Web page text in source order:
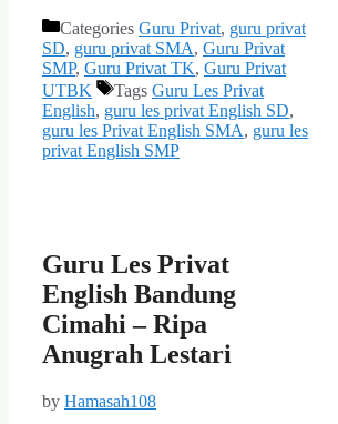
Categories Guru Privat, guru privat
SD, guru privat SMA, Guru Privat
SMP, Guru Privat TK, Guru Privat
UTBK
Tags Guru Les Privat
English, guru les privat English SD,
guru les Privat English SMA, guru les
privat English SMP
Guru Les Privat
English Bandung
Cimahi – Ripa
Anugrah Lestari
by Hamasah108